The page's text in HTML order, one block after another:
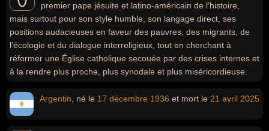
premier pape jésuite et latino-américain de l’histoire,
mais surtout pour son style humble, son langage direct, ses
positions audacieuses en faveur des pauvres, des migrants, de
l’écologie et du dialogue interreligieux, tout en cherchant à
réformer une Église catholique secouée par des crises internes et
à la rendre plus proche, plus synodale et plus miséricordieuse.
Argentin , né le 17 décembre 1936 et mort le 21 avril 2025